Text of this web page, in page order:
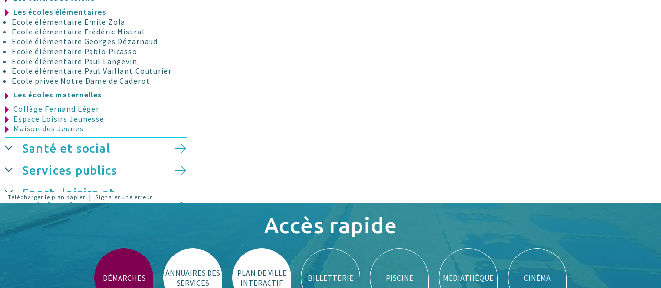
Les écoles élémentaires
Ecole élémentaire Emile Zola
Ecole élémentaire Frédéric Mistral
Ecole élémentaire Georges Dézarnaud
Ecole élémentaire Pablo Picasso
Ecole élémentaire Paul Langevin
Ecole élémentaire Paul Vaillant Couturier
Ecole privée Notre Dame de Caderot
Les écoles maternelles
Collège Fernand Léger
Espace Loisirs Jeunesse
Maison des Jeunes
Santé et social
Services publics
Sport, loisirs et
patrimoine
Stationnement
Télécharger le plan papier | Signaler une erreur
Accès rapide
DÉMARCHES
ANNUAIRES DES
SERVICES
PLAN DE VILLE
INTERACTIF
BILLETTERIE PISCINE MÉDIATHÈQUE CINÉMA